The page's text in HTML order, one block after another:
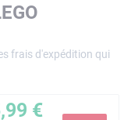
frais d'expédition qui
€